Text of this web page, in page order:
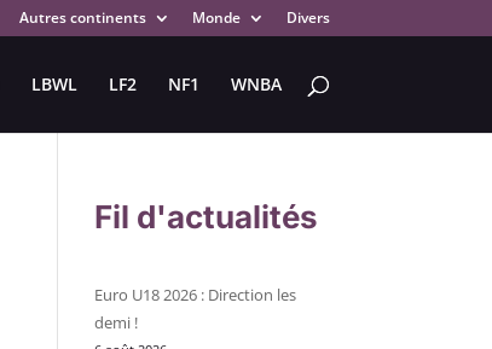
Autres continents Monde Divers
LBWL LF2 NF1 WNBA
Fil d'actualités
Euro U18 2026 : Direction les
demi !